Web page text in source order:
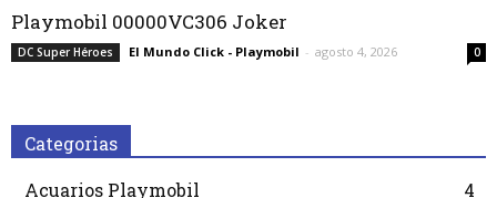
Playmobil 00000VC306 Joker
DC Super Héroes El Mundo Click - Playmobil - agosto 4, 2026 0
Categorias
Acuarios Playmobil
4